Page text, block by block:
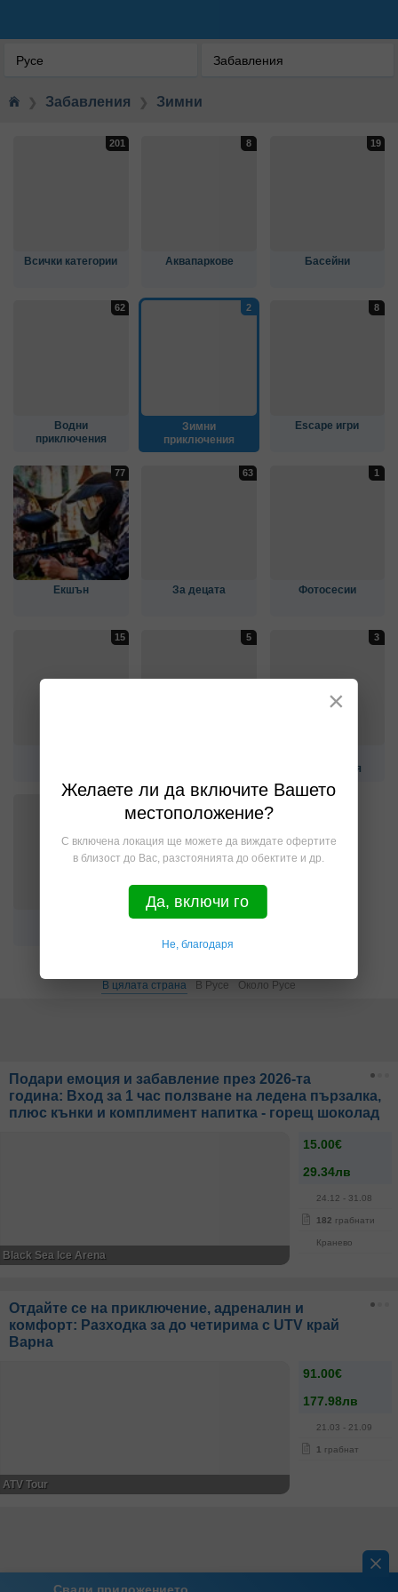
Русе Забавления
❯ Забавления ❯ Зимни
Всички категории Аквапаркове Басейни
Водни
приключения
Зимни
приключения
Escape игри
Екшън За децата Фотосесии
развлечения
Други
В цялата страна В Русе Около Русе
Подари емоция и забавление през 2026-та
година: Вход за 1 час ползване на ледена пързалка,
плюс кънки и комплимент напитка - горещ шоколад
15.00€
29.34лв
24.12 - 31.08
182 грабнати
Кранево
Black Sea Ice Arena
Отдайте се на приключение, адреналин и
комфорт: Разходка за до четирима с UTV край
Варна
91.00€
177.98лв
21.03 - 21.09
1 грабнат
ATV Tour
×
Желаете ли да включите Вашето
местоположение?
С включена локация ще можете да виждате офертите
в близост до Вас, разстоянията до обектите и др.
Да, включи го
Не, благодаря